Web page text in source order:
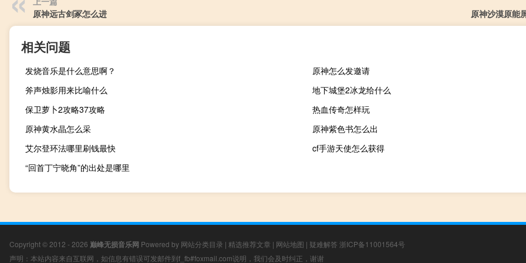
原神远古剑冢怎么进
原神沙漠原能
相关问题
发烧音乐是什么意思啊？
原神怎么发邀请
斧声烛影用来比喻什么
地下城堡2冰龙给什么
保卫萝卜2攻略37攻略
热血传奇怎样玩
原神黄水晶怎么采
原神紫色书怎么出
艾尔登环法哪里刷钱最快
cf手游天使怎么获得
“回首丁宁晓角”的出处是哪里
Copyright © 2012 - 2026 巅峰无损音乐网 Powered by 网站分类目录 | 精选推荐文章 | 网站地图 | 疑难解答 浙ICP备11001564号
声明：本站内容来自互联网，如信息有错误可发邮件到f_fb#foxmail.com说明，我们会及时纠正，谢谢